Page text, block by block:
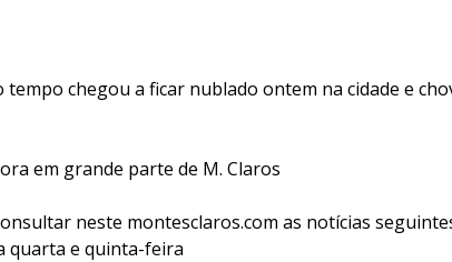
tempo chegou a ficar nublado ontem na cidade e
em grande parte de M. Claros
neste montesclaros.com as notícias
quarta e quinta-feira